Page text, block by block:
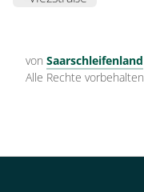
von Saarschleifenland
Alle Rechte vorbehalten